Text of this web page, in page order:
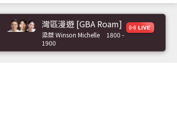
灣區漫遊 [GBA Roam]
梁桀 Winson Michelle
1800 -
1900